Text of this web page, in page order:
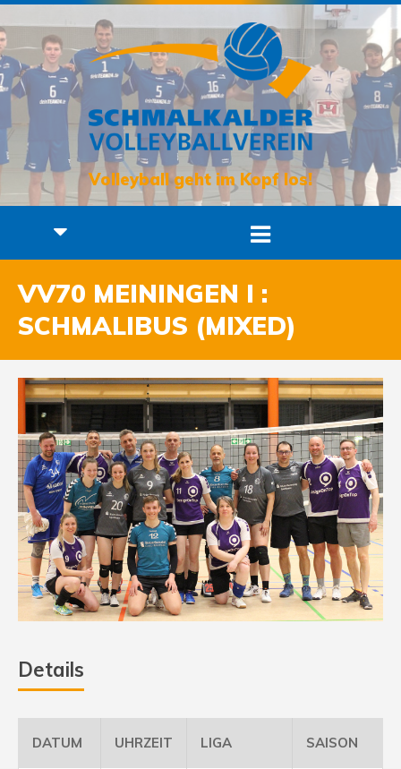
Volleyball geht im Kopf los!
VV70 MEININGEN I :
SCHMALIBUS (MIXED)
Details
DATUM UHRZEIT LIGA SAISON